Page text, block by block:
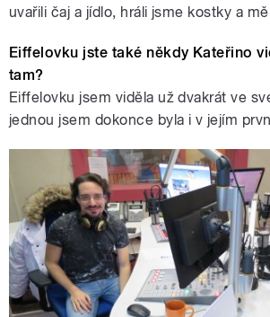
v Nepálu jsem poprvé v
vyzkoušela paragliding.
naprosto úžasný
uvařili čaj a jídlo, hráli jsme kostky a
Eiffelovku jste také někdy Kateřino
tam?
Eiffelovku jsem viděla už dvakrát ve
jednou jsem dokonce byla i v jejím